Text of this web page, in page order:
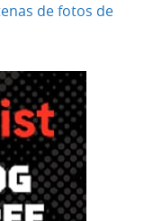
de fotos de